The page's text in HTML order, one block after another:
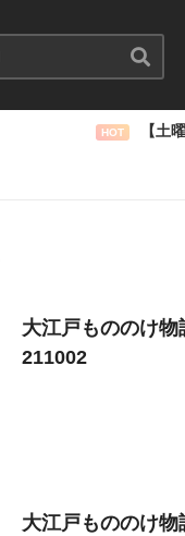
HOT 【土
大江戸もののけ物
211002
大江戸もののけ物